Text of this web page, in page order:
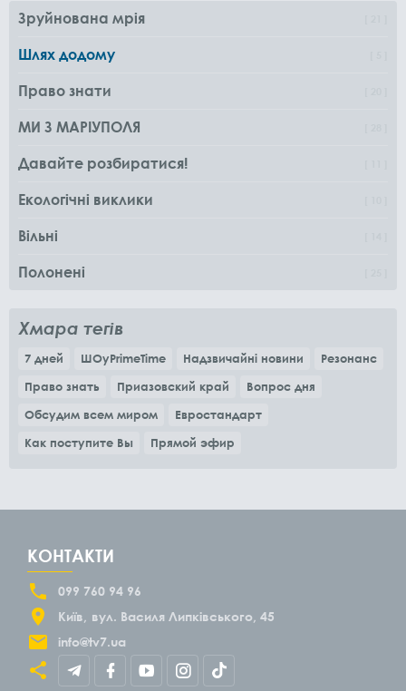
Зруйнована мрія
Шлях додому
Право знати
МИ З МАРІУПОЛЯ
Давайте розбиратися!
Екологічні виклики
Вільні
Полонені
Хмара тегів
7 дней ШОуPrimeTime Надзвичайні новини
Резонанс
Право знать
Приазовский край
Вопрос дня
Обсудим всем миром
Евростандарт
Как поступите Вы
Прямой эфир
КОНТАКТИ
099 760 94 96
Київ
вул. Василя Липківського, 45
info@tv7.ua